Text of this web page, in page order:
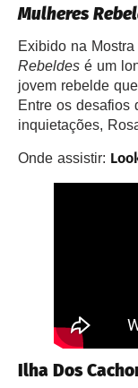
Mulheres
Exibido na
Rebeldes é um
jovem rebelde
Entre os desafios
inquietações,
Onde assistir:
Ilha Dos